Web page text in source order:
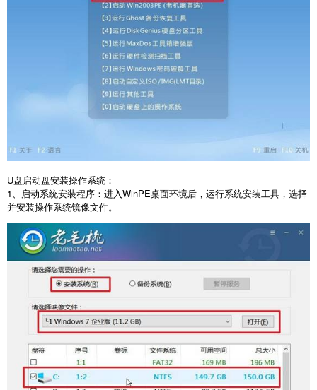
U盘启动盘安装操作系统：
1、启动系统安装程序：进入WinPE桌面环境后，运行系统安装工具，选择
并安装操作系统镜像文件。